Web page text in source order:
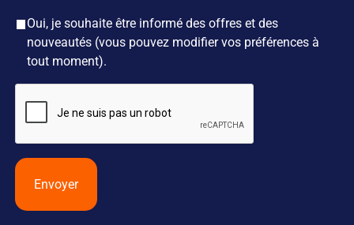
Oui, je souhaite être informé des offres et des
nouveautés (vous pouvez modifier vos préférences à
tout moment).
Envoyer